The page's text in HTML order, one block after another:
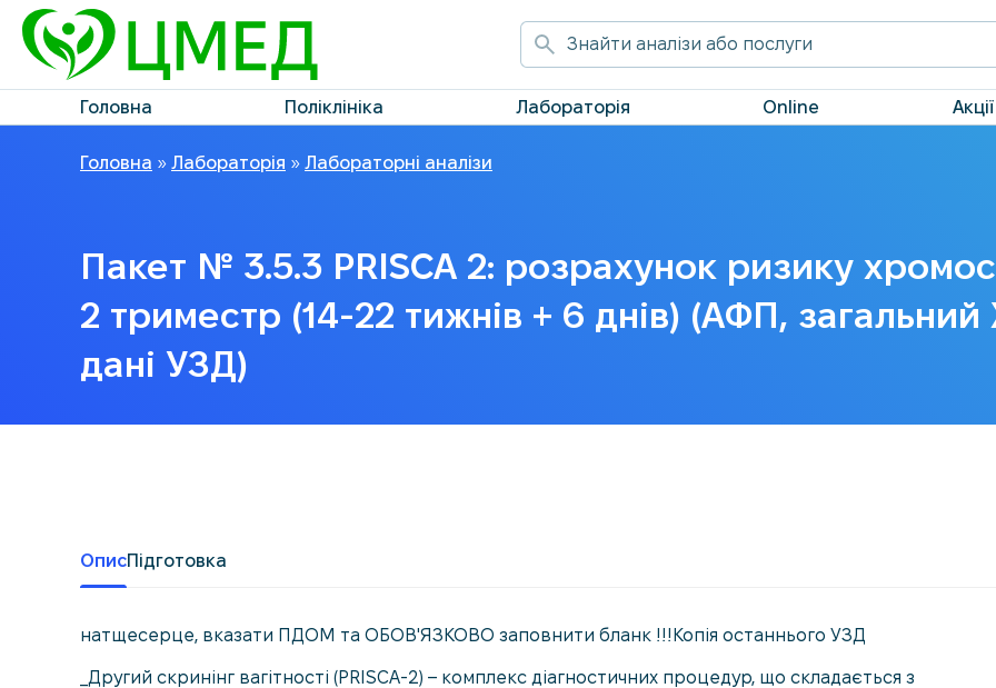
Головна Поліклініка Лабораторія Online Акції
Головна » Лабораторія » Лабораторні аналізи
Пакет № 3.5.3 PRISCA 2: розрахунок ризику
2 триместр (14-22 тижнів + 6 днів) (АФП, загальний
дані УЗД)
ОписПідготовка
натщесерце, вказати ПДОМ та ОБОВ'ЯЗКОВО заповнити бланк !!!Копія останнього УЗД
_Другий скринінг вагітності (PRISCA-2) – комплекс діагностичних процедур, що складається з